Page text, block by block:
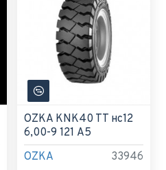
OZKA 33946
OZKA KNK40 TT нс12
6,00-9 121 A5